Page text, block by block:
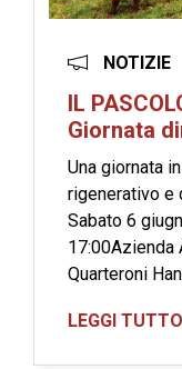
NOTIZIE
IL
Giornata
Una giornata
rigenerativo e
Sabato 6
17:00Azienda
Quarteroni
LEGGI TUTTO